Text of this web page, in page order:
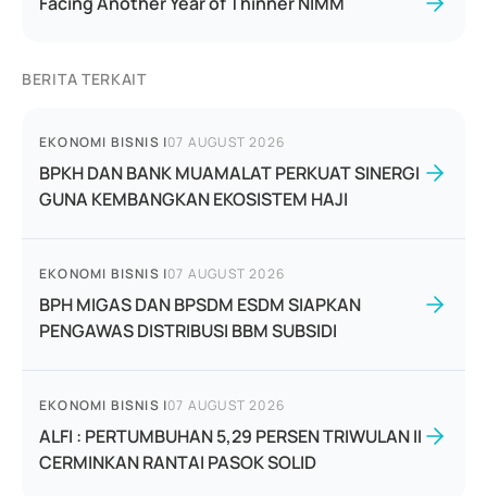
BERITA TERKAIT
EKONOMI BISNIS |07 AUGUST 2026
BPKH DAN BANK MUAMALAT PERKUAT SINERGI
GUNA KEMBANGKAN EKOSISTEM HAJI
EKONOMI BISNIS |07 AUGUST 2026
BPH MIGAS DAN BPSDM ESDM SIAPKAN
PENGAWAS DISTRIBUSI BBM SUBSIDI
EKONOMI BISNIS |07 AUGUST 2026
ALFI : PERTUMBUHAN 5,29 PERSEN TRIWULAN II
CERMINKAN RANTAI PASOK SOLID